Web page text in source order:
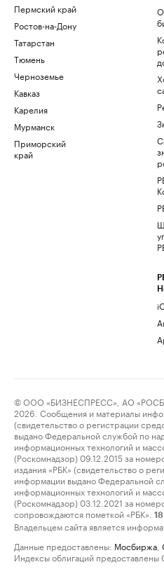
Пермский край
Ростов-на-Дону
Татарстан
Тюмень
Черноземье
Кавказ
Карелия
Мурманск
Приморский
край
© ООО «БИЗНЕСПРЕСС», АО
2026. Сообщения и материалы
(свидетельство о регистрации
выдано Федеральной службой по
информационных технологий и
(Роскомнадзор) 09.12.2015 за
издания «РБК» (свидетельство о
информации выдано Федеральной
информационных технологий и
(Роскомнадзор) 03.12.2021 за
сопровождаются пометкой «РБК».
Владельцем сайта является
Данные предоставлены: Мосбиржа
Индексы облигаций предоставлены